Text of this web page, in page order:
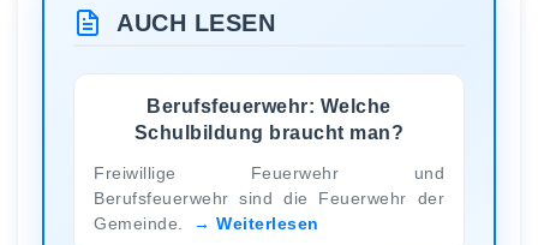
AUCH LESEN
Berufsfeuerwehr: Welche
Schulbildung braucht man?
Freiwillige Feuerwehr und
Berufsfeuerwehr sind die Feuerwehr der
Gemeinde.
Weiterlesen